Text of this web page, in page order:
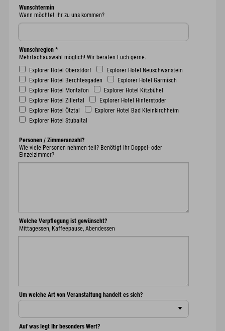
Wunschtermin
Wann möchtet Ihr zu uns kommen?
Wunschregion *
Mehrfachauswahl möglich! Wir beraten Euch gerne.
Explorer Hotel Oberstdorf
Explorer Hotel Neuschwanstein
Explorer Hotel Berchtesgaden
Explorer Hotel Garmisch
Explorer Hotel Montafon
Explorer Hotel Kitzbühel
Explorer Hotel Zillertal
Explorer Hotel Hinterstoder
Explorer Hotel Ötztal
Explorer Hotel Bad Kleinkirchheim
Explorer Hotel Stubaital
Personen / Zimmeranzahl?
Wie viele Personen nehmen teil? Benötigt Ihr Doppel- oder
Einzelzimmer?
Welche Verpflegung ist gewünscht?
Mittagessen, Kaffeepause, Abendessen
Um welche Art von Veranstaltung handelt es sich?
Auf was legt Ihr besonders Wert?